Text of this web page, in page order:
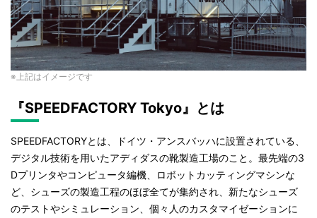
※上記はイメージです
『SPEEDFACTORY Tokyo』とは
SPEEDFACTORYとは、ドイツ・アンスバッハに設置されている、
デジタル技術を用いたアディダスの靴製造工場のこと。最先端の3
Dプリンタやコンピュータ編機、ロボットカッティングマシンな
ど、シューズの製造工程のほぼ全てが集約され、新たなシューズ
のテストやシミュレーション、個々人のカスタマイゼーションに